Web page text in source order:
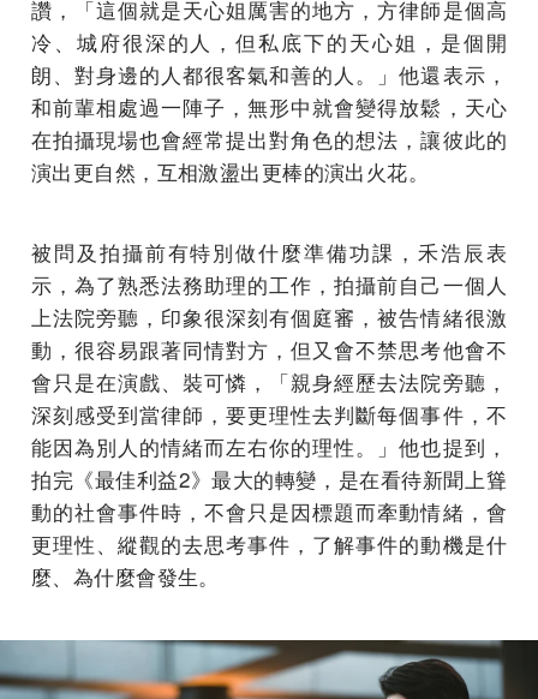
讚，「這個就是天心姐厲害的地方，方律師是個高
冷、城府很深的人，但私底下的天心姐，是個開
朗、對身邊的人都很客氣和善的人。」他還表示，
和前輩相處過一陣子，無形中就會變得放鬆，天心
在拍攝現場也會經常提出對角色的想法，讓彼此的
演出更自然，互相激盪出更棒的演出火花。
被問及拍攝前有特別做什麼準備功課，禾浩辰表
示，為了熟悉法務助理的工作，拍攝前自己一個人
上法院旁聽，印象很深刻有個庭審，被告情緒很激
動，很容易跟著同情對方，但又會不禁思考他會不
會只是在演戲、裝可憐，「親身經歷去法院旁聽，
深刻感受到當律師，要更理性去判斷每個事件，不
能因為別人的情緒而左右你的理性。」他也提到，
拍完《最佳利益2》最大的轉變，是在看待新聞上聳
動的社會事件時，不會只是因標題而牽動情緒，會
更理性、縱觀的去思考事件，了解事件的動機是什
麼、為什麼會發生。